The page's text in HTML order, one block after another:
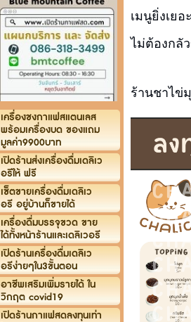
เครื่องชงกาแฟสแตนเลส
พร้อมเครื่องบด ของแถม
มูลค่า9900บาท
เปิดร้านส่งเครื่องดื่มเดลิเว
อรีให้ ฟรี
เซ็ตขายเครื่องดื่มเดลิเว
อรี อยู่บ้านก็ขายได้
เครื่องดื่มบรรจุขวด ขาย
ได้ทั้งหน้าร้านและเดลิเวอรี
เปิดร้านเครื่องดื่มเดลิเว
อรีง่ายๆใน3ขั้นตอน
อาชีพเสริมเพิ่มรายได้ ใน
วิกฤต covid19
เปิดร้านกาแฟสดลงทุนเท่า
เมนูยิ่งเย
ไม่ต้องกลั
ร้านชาไข่